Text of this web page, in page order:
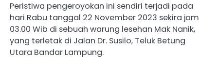
Peristiwa pengeroyokan ini sendiri terjadi pada
hari Rabu tanggal 22 November 2023 sekira jam
03.00 Wib di sebuah warung lesehan Mak Nanik,
yang terletak di Jalan Dr. Susilo, Teluk Betung
Utara Bandar Lampung.